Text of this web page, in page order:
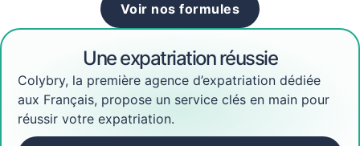
Voir nos formules
Une expatriation réussie
Colybry, la première agence d’expatriation dédiée
aux Français, propose un service clés en main pour
réussir votre expatriation.